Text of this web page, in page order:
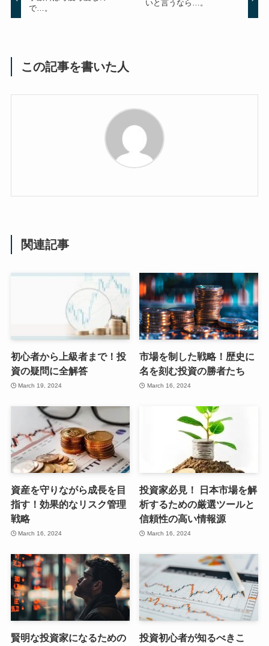
で…。
いと言うなら…。
この記事を書いた人
関連記事
初心者から上級者まで！投
資の疑問に全解答
March 19, 2024
市場を制した戦略！歴史に
名を刻む投資の勝者たち
March 16, 2024
資産を守りながら成長を目
指す！効果的なリスク管理
戦略
March 16, 2024
投資家必見！ 日本市場を解
析するための厳選ツールと
信頼性の高い情報源
March 16, 2024
賢明な投資家になるための
投資初心者が知るべきこ